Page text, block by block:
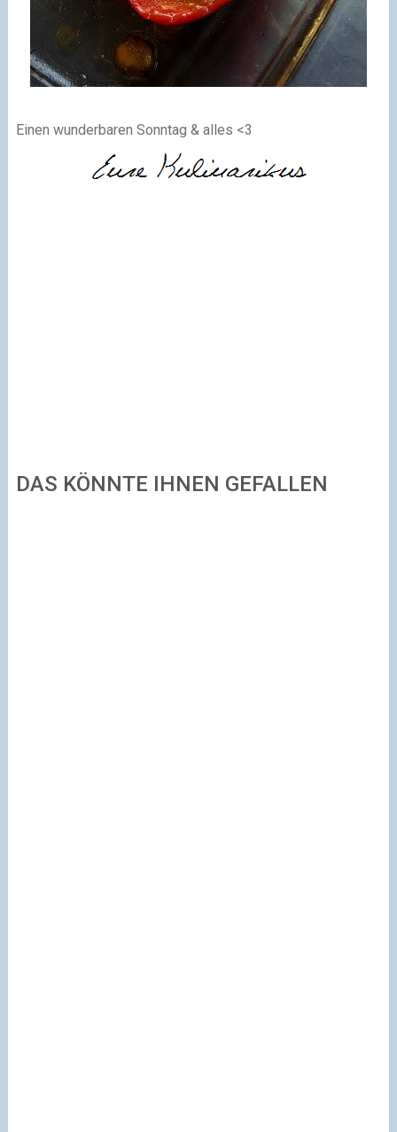
Einen wunderbaren Sonntag & alles <3
DAS KÖNNTE IHNEN GEFALLEN